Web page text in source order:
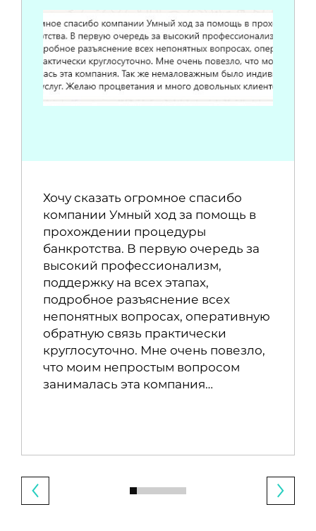
Хочу сказать огромное спасибо
компании Умный ход за помощь в
прохождении процедуры
банкротства. В первую очередь за
высокий профессионализм,
поддержку на всех этапах,
подробное разъяснение всех
непонятных вопросах, оперативную
обратную связь практически
круглосуточно. Мне очень повезло,
что моим непростым вопросом
занималась эта компания…